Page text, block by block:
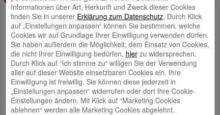
Informationen über Art, Herkunft und Zweck dieser Cookies
finden Sie in unserer Erklärung zum Datenschutz. Durch Klick
auf „Einstellungen anpassen“ können Sie bestimmen, welche
Cookies wir auf Grundlage Ihrer Einwilligung verwenden dürfen.
Sie haben außerdem die Möglichkeit, dem Einsatz von Cookies,
die nicht Ihrer Einwilligung bedürfen, hierzu widersprechen.
Durch Klick auf “Ich stimme zu“ willigen Sie der Verwendung
aller auf dieser Website einsetzbaren Cookies ein. Ihre
Einwilligung ist freiwillig. Sie können diese jederzeit in
„Einstellungen anpassen“ widerrufen oder dort Ihre Cookie-
Einstellungen ändern. Mit Klick auf “Marketing Cookies
ablehnen“ werden alle Marketing Cookies abgelehnt.